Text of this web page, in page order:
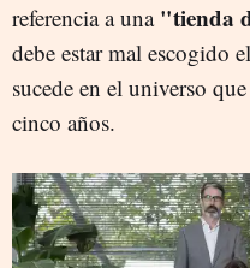
referencia a una "tienda
debe estar mal escogido
sucede en el universo
cinco años.